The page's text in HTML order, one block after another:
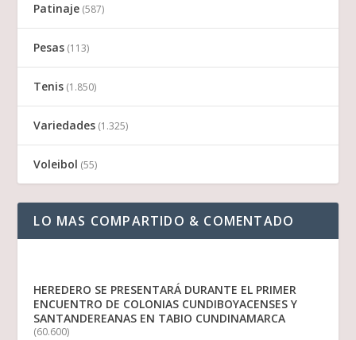
Patinaje (587)
Pesas (113)
Tenis (1.850)
Variedades (1.325)
Voleibol (55)
LO MAS COMPARTIDO & COMENTADO
HEREDERO SE PRESENTARÁ DURANTE EL PRIMER
ENCUENTRO DE COLONIAS CUNDIBOYACENSES Y
SANTANDEREANAS EN TABIO CUNDINAMARCA
(60.600)